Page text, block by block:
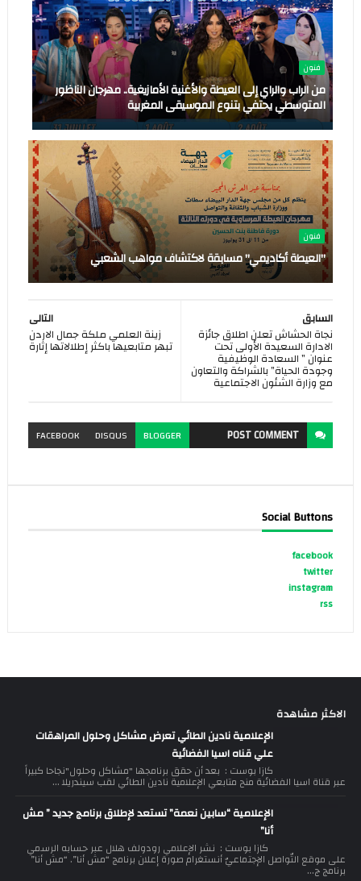
فنون
من الراب والراي إلى العيطة والأغنية الأمازيغية.. مهرجان الناظور
المتوسطي يحتفي بتنوع الموسيقى المغربية
فنون
"العيطة أكاديمي" مسابقة لاكتشاف مواهب الشعبي
التالى
زينة العلمي ملكة جمال الاردن
تبهر متابعيها باكثر إطلالاتها إثارة
السابق
نجاة الحشاش تعلن اطلاق جائزة
الادارة السعيدة الأولى تحت
عنوان ” السعادة الوظيفية
وجودة الحياة” بالشراكة والتعاون
مع وزارة الشئون الاجتماعية
POSTCOMMENT
BLOGGER
DISQUS
FACEBOOK
Social Buttons
facebook
twitter
instagram
rss
الاكثر مشاهدة
الإعلامية نادين الطائي تعرض مشاكل وحلول المراهقات
علي قناه اسيا الفضائية
كازا بوست : بعد أن حقق برنامجها "مشاكل وحلول"نجاحا كبيراً
عبر قناة اسيا الفضائية منح متابعي الإعلامية نادين الطائي لقب سيندريلا ...
الإعلامية “سابين نعمة” تستعد لإطلاق برنامج جديد ” مش
أنا”
كازا بوست : نشر الإعلامي رودولف هلال عبر حسابه الرسمي
على موقع التّواصل الإجتماعيّ أنستغرام صورة إعلان برنامج “مش أنا”. “مش أنا”
برنامج ج...